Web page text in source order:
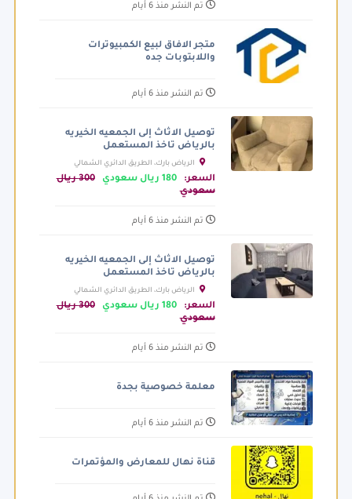
تم النشر منذ 6 أيام
متجر الافاق لبيع الكمبيوترات
واللابتوبات جده
تم النشر منذ 6 أيام
توصيل الاثاث إلى الجمعيه الخيريه
بالرياض تاخذ المستعمل
الرياض بارك، الطريق الدائري الشمالي
الفرعي، الرياض السعودية
السعر: 180 ريال سعودي
300 ريال
سعودي
تم النشر منذ 6 أيام
توصيل الاثاث إلى الجمعيه الخيريه
بالرياض تاخذ المستعمل
الرياض بارك، الطريق الدائري الشمالي
الفرعي، الرياض السعودية
السعر: 180 ريال سعودي
300 ريال
سعودي
تم النشر منذ 6 أيام
معلمة خصوصية بجدة
تم النشر منذ 6 أيام
قناة نهال للمعارض والمؤتمرات